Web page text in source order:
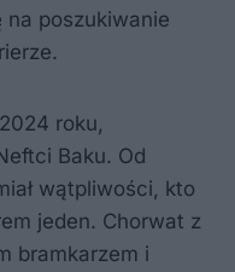
na poszukiwanie
roku,
Baku. Od
wątpliwości, kto
jeden. Chorwat z
bramkarzem i